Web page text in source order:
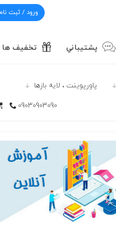
ورود / ثبت
پشتيباني تخفیف ها
پاورپوينت ، لایه بازها
09030903090